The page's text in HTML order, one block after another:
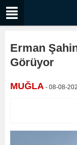
Erman
Görüyor
MUĞLA - 08-08-